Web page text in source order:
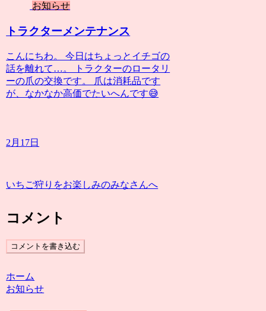
お知らせ
トラクターメンテナンス
こんにちわ。 今日はちょっとイチゴの
話を離れて…。 トラクターのロータリ
ーの爪の交換です。 爪は消耗品です
が、なかなか高価でたいへんです😅
2月17日
いちご狩りをお楽しみのみなさんへ
コメント
コメントを書き込む
ホーム
お知らせ